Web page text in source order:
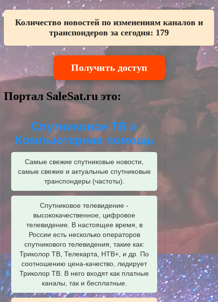
Количество новостей по изменениям каналов и
транспондеров за сегодня: 179
Получить доступ
Портал SaleSat.ru это:
Спутниковое ТВ и
Компьютерная помощь
Самые свежие спутниковые новости,
самые свежие и актуальные спутниковые
транспондеры (частоты).
Спутниковое телевидение -
высококачественное, цифровое
телевидение. В настоящее время, в
России есть несколько операторов
спутникового телевидения, такие как:
Триколор ТВ, Телекарта, НТВ+, и др. По
соотношению цена-качество, лидирует
Триколор ТВ. В него входят как платные
каналы, так и бесплатные.